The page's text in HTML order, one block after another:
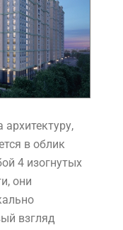
в облик
4 изогнутых
они
взгляд